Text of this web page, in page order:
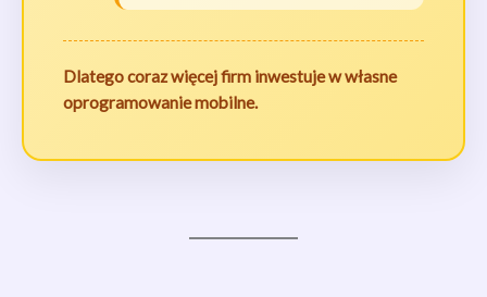
Dlatego coraz więcej firm inwestuje w własne
oprogramowanie mobilne.